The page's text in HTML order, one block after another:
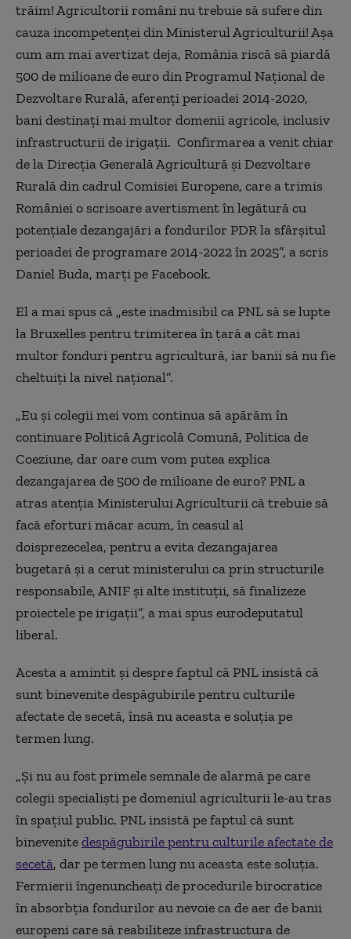
trăim! Agricultorii români nu trebuie să sufere din
cauza incompetenței din Ministerul Agriculturii! Așa
cum am mai avertizat deja, România riscă să piardă
500 de milioane de euro din Programul Național de
Dezvoltare Rurală, aferenți perioadei 2014-2020,
bani destinați mai multor domenii agricole, inclusiv
infrastructurii de irigații. Confirmarea a venit chiar
de la Direcția Generală Agricultură și Dezvoltare
Rurală din cadrul Comisiei Europene, care a trimis
României o scrisoare avertisment în legătură cu
potențiale dezangajări a fondurilor PDR la sfârșitul
perioadei de programare 2014-2022 în 2025”, a scris
Daniel Buda, marți pe Facebook.
El a mai spus că „este inadmisibil ca PNL să se lupte
la Bruxelles pentru trimiterea în țară a cât mai
multor fonduri pentru agricultură, iar banii să nu fie
cheltuiți la nivel național”.
„Eu și colegii mei vom continua să apărăm în
continuare Politică Agricolă Comună, Politica de
Coeziune, dar oare cum vom putea explica
dezangajarea de 500 de milioane de euro? PNL a
atras atenția Ministerului Agriculturii că trebuie să
facă eforturi măcar acum, în ceasul al
doisprezecelea, pentru a evita dezangajarea
bugetară și a cerut ministerului ca prin structurile
responsabile, ANIF și alte instituții, să finalizeze
proiectele pe irigații”, a mai spus eurodeputatul
liberal.
Acesta a amintit și despre faptul că PNL insistă că
sunt binevenite despăgubirile pentru culturile
afectate de secetă, însă nu aceasta e soluția pe
termen lung.
„Și nu au fost primele semnale de alarmă pe care
colegii specialiști pe domeniul agriculturii le-au tras
în spațiul public. PNL insistă pe faptul că sunt
binevenitedespăgubirile pentru culturile afectate de
secetă, dar pe termen lung nu aceasta este soluția.
Fermierii îngenuncheați de procedurile birocratice
în absorbția fondurilor au nevoie ca de aer de banii
europeni care să reabiliteze infrastructura de